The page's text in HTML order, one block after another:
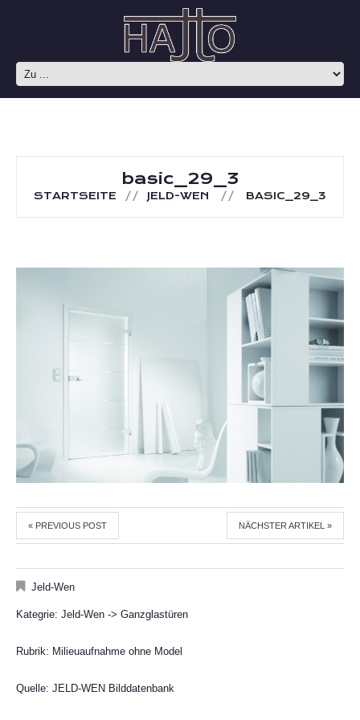
basic_29_3
STARTSEITE JELD-WEN BASIC_29_3
« PREVIOUS POST NÄCHSTER ARTIKEL »
Jeld-Wen
Kategrie: Jeld-Wen -> Ganzglastüren
Rubrik: Milieuaufnahme ohne Model
Quelle: JELD-WEN Bilddatenbank